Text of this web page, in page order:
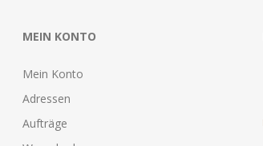
MEIN KONTO
Mein Konto
Adressen
Aufträge